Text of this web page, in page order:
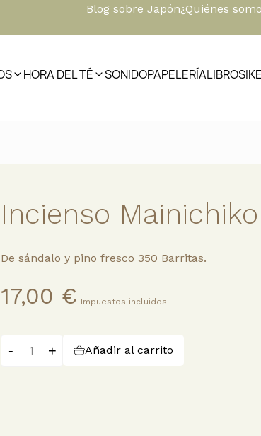
Blog sobre Japón¿Quiénes
HORA DEL TÉ SONIDOPAPELERÍALIBROS
Incienso Mainichiko
De sándalo y pino fresco 350 Barritas.
17,00 € Impuestos incluidos
- + Añadir al carrito